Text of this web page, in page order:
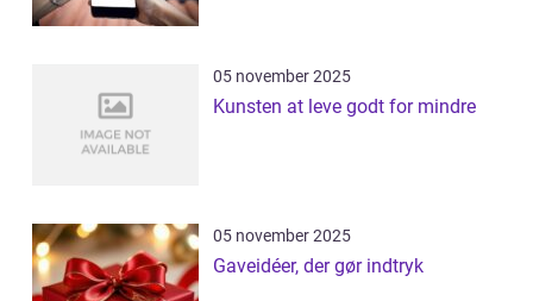
05 november 2025
Kunsten at leve godt for mindre
05 november 2025
Gaveidéer, der gør indtryk